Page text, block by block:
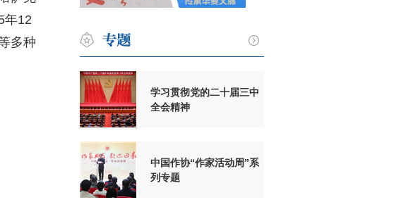
年12
多种